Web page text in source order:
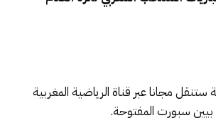
ستنقل مجانا عبر قناة الرياضية المغربية
بيين سبورت المفتوحة.